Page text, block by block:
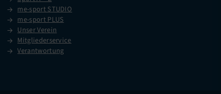
me-sport STUDIO
me-sport PLUS
Unser Verein
Mitgliederservice
Verantwortung